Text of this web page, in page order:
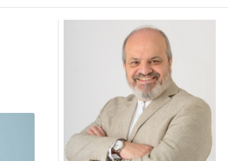
¿Es más rentable imitar